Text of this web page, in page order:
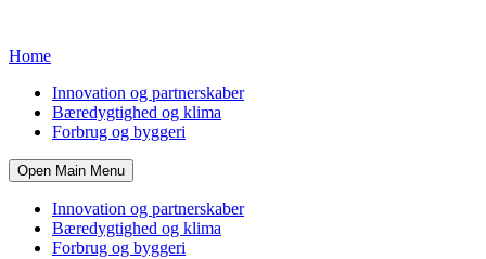
Home
Innovation og partnerskaber
Bæredygtighed og klima
Forbrug og byggeri
Open Main Menu
Innovation og partnerskaber
Bæredygtighed og klima
Forbrug og byggeri